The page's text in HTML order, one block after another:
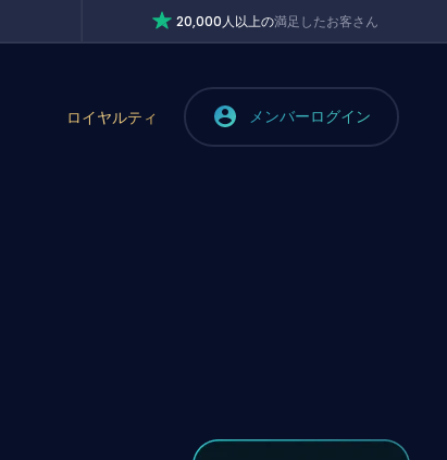
20,000人以上の満足したお客さん
ロイヤルティ メンバーログイン